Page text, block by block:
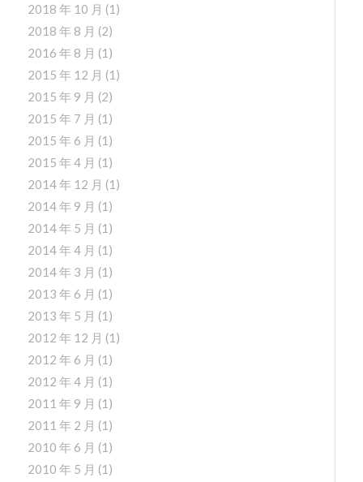
2018 年 10 月 (1)
2018 年 8 月 (2)
2016 年 8 月 (1)
2015 年 12 月 (1)
2015 年 9 月 (2)
2015 年 7 月 (1)
2015 年 6 月 (1)
2015 年 4 月 (1)
2014 年 12 月 (1)
2014 年 9 月 (1)
2014 年 5 月 (1)
2014 年 4 月 (1)
2014 年 3 月 (1)
2013 年 6 月 (1)
2013 年 5 月 (1)
2012 年 12 月 (1)
2012 年 6 月 (1)
2012 年 4 月 (1)
2011 年 9 月 (1)
2011 年 2 月 (1)
2010 年 6 月 (1)
2010 年 5 月 (1)